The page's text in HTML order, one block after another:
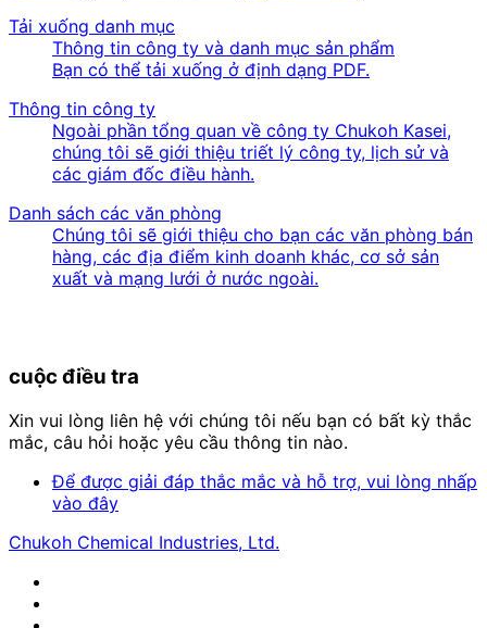
Tải xuống danh mục
Thông tin công ty và danh mục sản phẩm
Bạn có thể tải xuống ở định dạng PDF.
Thông tin công ty
Ngoài phần tổng quan về công ty Chukoh Kasei,
chúng tôi sẽ giới thiệu triết lý công ty, lịch sử và
các giám đốc điều hành.
Danh sách các văn phòng
Chúng tôi sẽ giới thiệu cho bạn các văn phòng bán
hàng, các địa điểm kinh doanh khác, cơ sở sản
xuất và mạng lưới ở nước ngoài.
cuộc điều tra
Xin vui lòng liên hệ với chúng tôi nếu bạn có bất kỳ thắc
mắc, câu hỏi hoặc yêu cầu thông tin nào.
Để được giải đáp thắc mắc và hỗ trợ, vui lòng nhấp
vào đây
Chukoh Chemical Industries, Ltd.